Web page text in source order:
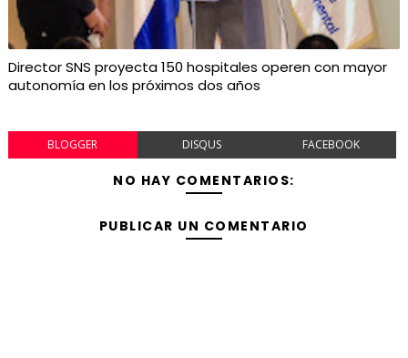
Director SNS proyecta 150 hospitales operen con mayor
autonomía en los próximos dos años
BLOGGER DISQUS FACEBOOK
NO HAY COMENTARIOS:
PUBLICAR UN COMENTARIO